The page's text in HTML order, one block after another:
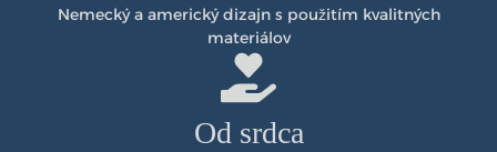
Nemecký a americký dizajn s použitím kvalitných
materiálov
Od srdca